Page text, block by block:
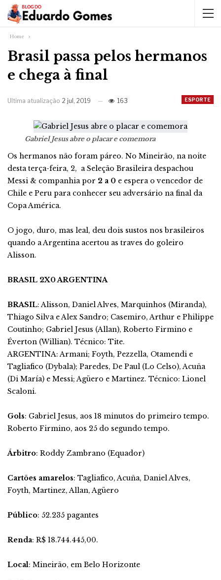
Home
Brasil passa pelos hermanos
e chega à final
ESPORTE
Ultima atualização 2 jul, 2019 163
Gabriel Jesus abre o placar e comemora
Os hermanos não foram páreo. No Mineirão, na noite
desta terça-feira, 2, a Seleção Brasileira despachou
Messi & companhia por 2 a 0 e espera o vencedor de
Chile e Peru para conhecer seu adversário na final da
Copa América.
O jogo, duro, mas leal, deu dois sustos nos brasileiros
quando a Argentina acertou as traves do goleiro
Alisson.
BRASIL 2X0 ARGENTINA
BRASIL: Alisson, Daniel Alves, Marquinhos (Miranda),
Thiago Silva e Alex Sandro; Casemiro, Arthur e Philippe
Coutinho; Gabriel Jesus (Allan), Roberto Firmino e
Éverton (Willian). Técnico: Tite.
ARGENTINA: Armani; Foyth, Pezzella, Otamendi e
Tagliafico (Dybala); Paredes, De Paul (Lo Celso), Acuña
(Di María) e Messi; Agüero e Martinez. Técnico: Lionel
Scaloni.
Gols: Gabriel Jesus, aos 18 minutos do primeiro tempo.
Roberto Firmino, aos 25 do segundo tempo.
Árbitro: Roddy Zambrano (Equador)
Cartões amarelos: Tagliafico, Acuña, Daniel Alves,
Foyth, Martinez, Allan, Agüero
Público: 52.235 pagantes
Renda: R$ 18.744.445,00.
Local: Mineirão, em Belo Horizonte